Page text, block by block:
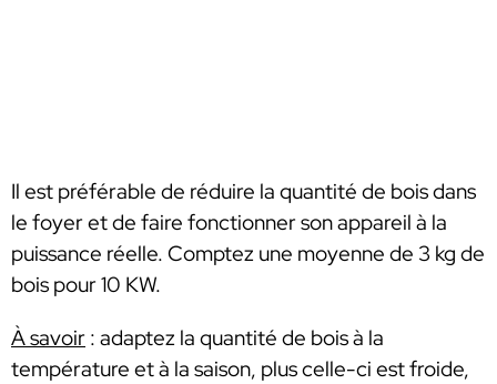
Il est préférable de réduire la quantité de bois dans
le foyer et de faire fonctionner son appareil à la
puissance réelle. Comptez une moyenne de 3 kg de
bois pour 10 KW.
À savoir : adaptez la quantité de bois à la
température et à la saison, plus celle-ci est froide,